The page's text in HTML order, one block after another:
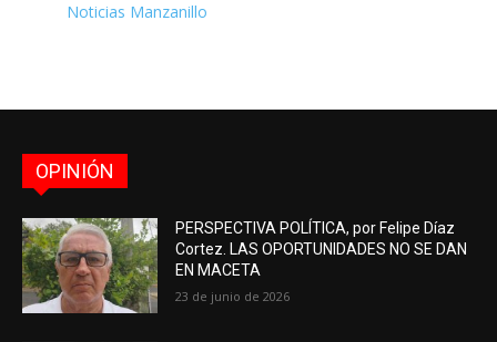
Noticias Manzanillo
OPINIÓN
PERSPECTIVA POLÍTICA, por Felipe Díaz
Cortez. LAS OPORTUNIDADES NO SE DAN
EN MACETA
23 de junio de 2026